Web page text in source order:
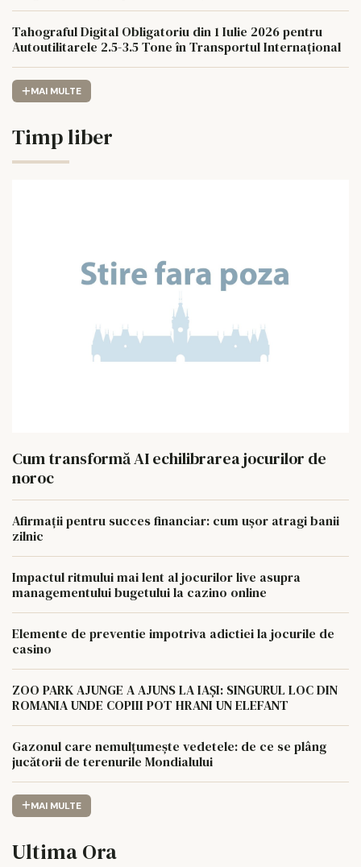
Tahograful Digital Obligatoriu din 1 Iulie 2026 pentru
Autoutilitarele 2.5-3.5 Tone în Transportul Internațional
MAI MULTE
Timp liber
Cum transformă AI echilibrarea jocurilor de
noroc
Afirmații pentru succes financiar: cum ușor atragi banii
zilnic
Impactul ritmului mai lent al jocurilor live asupra
managementului bugetului la cazino online
Elemente de preventie impotriva adictiei la jocurile de
casino
ZOO PARK AJUNGE A AJUNS LA IAȘI: SINGURUL LOC DIN
ROMANIA UNDE COPIII POT HRANI UN ELEFANT
Gazonul care nemulțumește vedetele: de ce se plâng
jucătorii de terenurile Mondialului
MAI MULTE
Ultima Ora